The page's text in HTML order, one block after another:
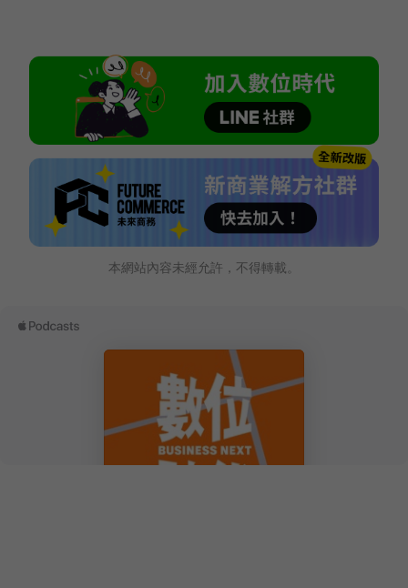
本網站內容未經允許，不得轉載。